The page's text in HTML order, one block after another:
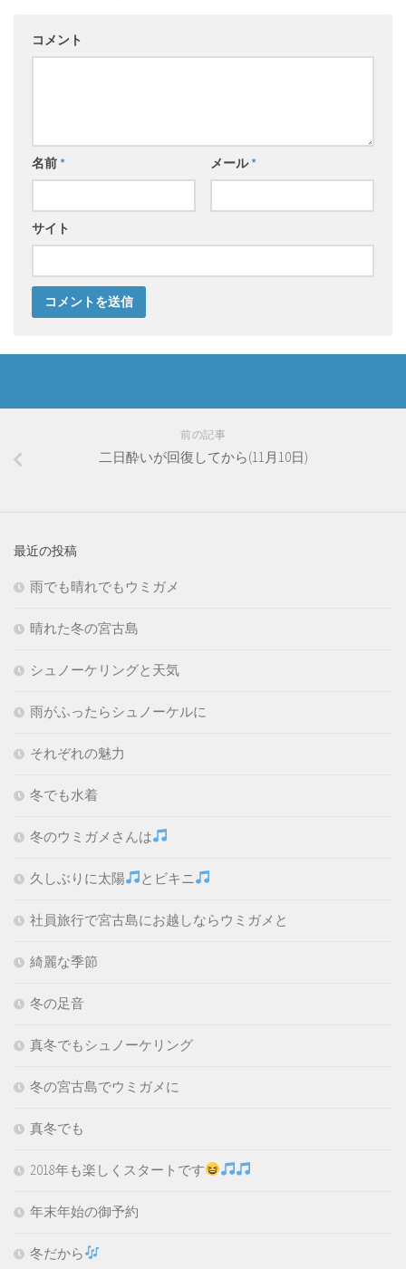
コメント
名前* メール*
サイト
前の記事
二日酔いが回復してから(11月10日)
最近の投稿
雨でも晴れでもウミガメ
晴れた冬の宮古島
シュノーケリングと天気
雨がふったらシュノーケルに
それぞれの魅力
冬でも水着
冬のウミガメさんは
久しぶりに太陽 とビキニ
社員旅行で宮古島にお越しならウミガメと
綺麗な季節
冬の足音
真冬でもシュノーケリング
冬の宮古島でウミガメに
真冬でも
2018年も楽しくスタートです
年末年始の御予約
冬だから